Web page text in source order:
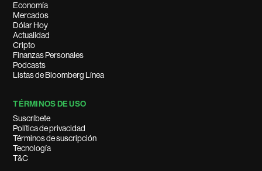
Economía
Mercados
Dólar Hoy
Actualidad
Cripto
Finanzas Personales
Podcasts
Listas de Bloomberg Línea
TÉRMINOS DE USO
Suscríbete
Política de privacidad
Términos de suscripción
Tecnología
T&C